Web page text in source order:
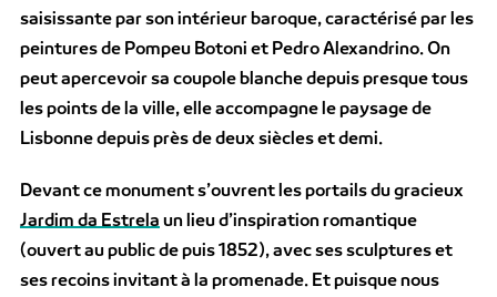
saisissante par son intérieur baroque, caractérisé par les
peintures de Pompeu Botoni et Pedro Alexandrino. On
peut apercevoir sa coupole blanche depuis presque tous
les points de la ville, elle accompagne le paysage de
Lisbonne depuis près de deux siècles et demi.
Devant ce monument s’ouvrent les portails du gracieux
Jardim da Estrela un lieu d’inspiration romantique
(ouvert au public de puis 1852), avec ses sculptures et
ses recoins invitant à la promenade. Et puisque nous